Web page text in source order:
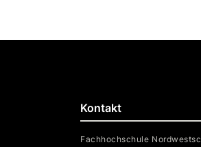
Kontakt
Fachhochschule